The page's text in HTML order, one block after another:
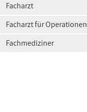
Facharzt
Facharzt für Operationen
Fachmediziner